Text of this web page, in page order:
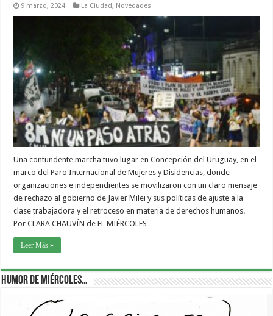
9 marzo, 2024 La Ciudad, Novedades
Una contundente marcha tuvo lugar en Concepción del Uruguay, en el
marco del Paro Internacional de Mujeres y Disidencias, donde
organizaciones e independientes se movilizaron con un claro mensaje
de rechazo al gobierno de Javier Milei y sus políticas de ajuste a la
clase trabajadora y el retroceso en materia de derechos humanos.
Por CLARA CHAUVÍN de EL MIÉRCOLES …
Leer Más »
Humor de Miércoles…